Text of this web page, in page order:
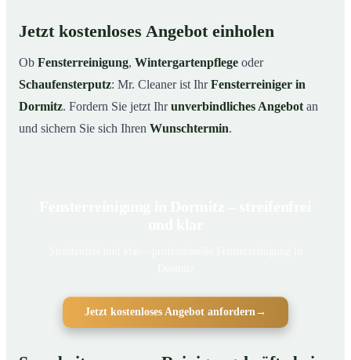
Jetzt kostenloses Angebot einholen
Ob Fensterreinigung, Wintergartenpflege oder
Schaufensterputz: Mr. Cleaner ist IhrFensterreiniger in
Dormitz. Fordern Sie jetzt Ihrunverbindliches Angebot an
und sichern Sie sich Ihren Wunschtermin.
Jetzt kostenloses Angebot anfordern →